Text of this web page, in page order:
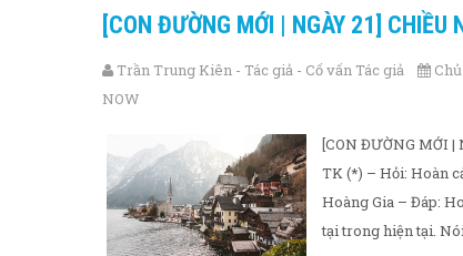
[CON ĐƯỜNG MỚI | NGÀY 21]
Trần Trung Kiên - Tác giả - Cố vấn Tác giả
NOW
[CON ĐƯỜNG MỚI
TK (*) – Hỏi: Hoàn
Hoàng Gia – Đáp:
tại trong hiện tại.